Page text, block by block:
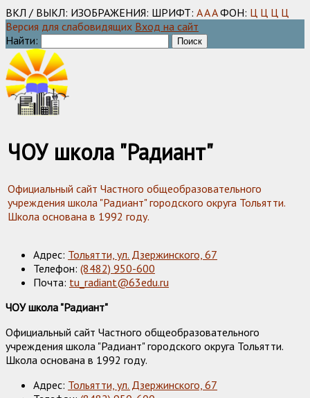
ВКЛ / ВЫКЛ: ИЗОБРАЖЕНИЯ: ШРИФТ: AAA ФОН: Ц Ц Ц Ц
Версия для слабовидящих Вход на сайт
Найти:
ЧОУ школа "Радиант"
Официальный сайт Частного общеобразовательного
учреждения школа "Радиант" городского округа Тольятти.
Школа основана в 1992 году.
Адрес: Тольятти, ул. Дзержинского, 67
Телефон: (8482) 950-600
Почта: tu_radiant@63edu.ru
ЧОУ школа "Радиант"
Официальный сайт Частного общеобразовательного
учреждения школа "Радиант" городского округа Тольятти.
Школа основана в 1992 году.
Адрес: Тольятти, ул. Дзержинского, 67